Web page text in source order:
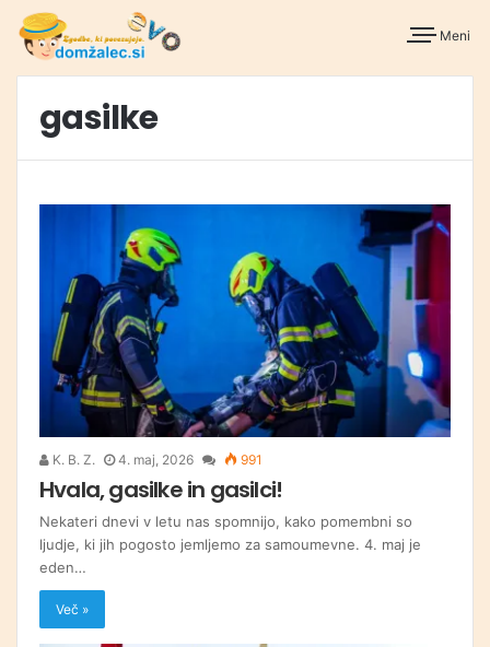
Meni
gasilke
K. B. Z. 4. maj, 2026 991
Hvala, gasilke in gasilci!
Nekateri dnevi v letu nas spomnijo, kako pomembni so
ljudje, ki jih pogosto jemljemo za samoumevne. 4. maj je
eden…
Več »